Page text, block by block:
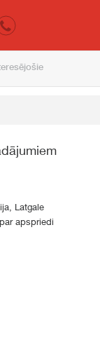
Latgale
apspriedi